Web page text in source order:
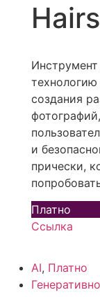
технологию
создания
и
прически,
Платно
Ссылка
AI, Платно